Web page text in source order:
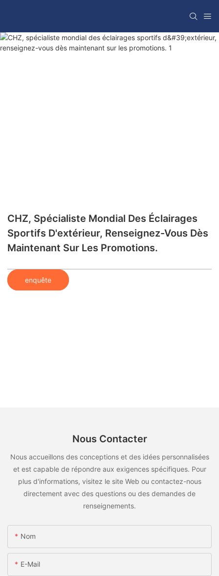
CHZ, Spécialiste Mondial Des Éclairages
Sportifs D'extérieur, Renseignez-Vous Dès
Maintenant Sur Les Promotions.
enquête
Nous Contacter
Nous accueillons des conceptions et des idées personnalisées
et est capable de répondre aux exigences spécifiques. Pour
plus d'informations, visitez le site Web ou contactez-nous
directement avec des questions ou des demandes de
renseignements.
Nom
E-Mail